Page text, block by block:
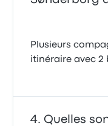
Plusieurs
itinéraire avec 2
Quelles